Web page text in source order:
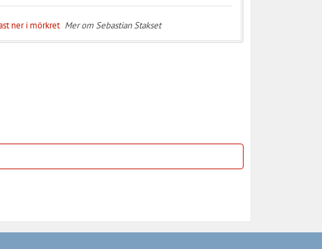
ner i mörkret Mer om Sebastian Stakset